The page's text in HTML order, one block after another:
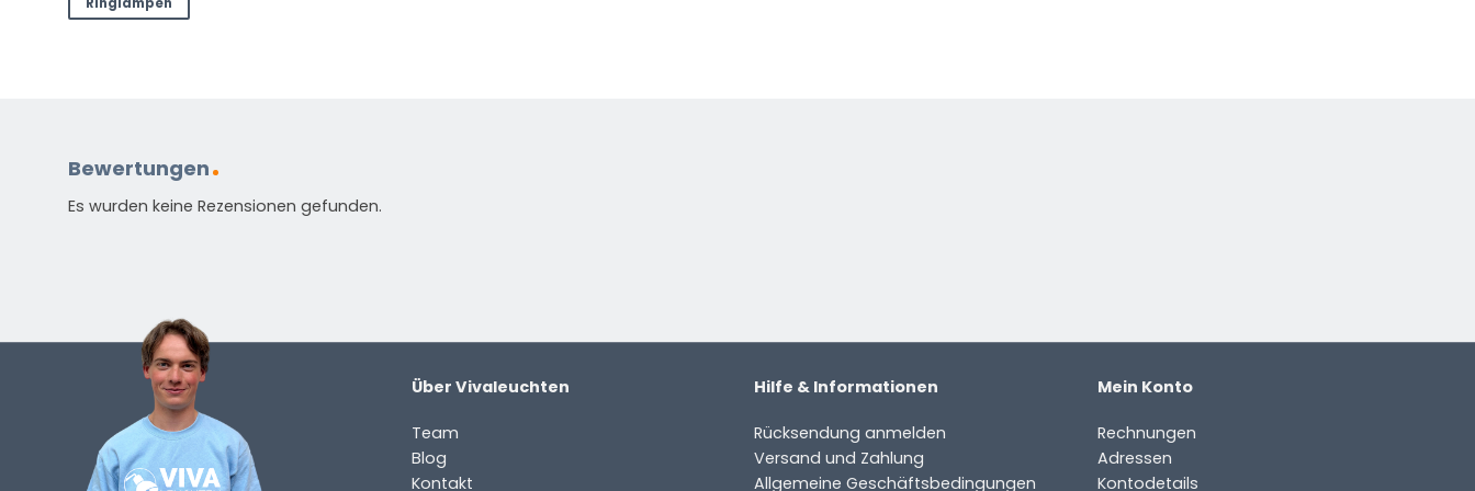
(erforderlich)
Welche
Produkt?
(erforderlich)
Ringlampen
Bewertungen
Es wurden keine Rezensionen gefunden.
Über Vivaleuchten
Team
Blog
Kontakt
Hilfe & Informationen
Rücksendung anmelden
Versand und Zahlung
Allgemeine Geschäftsbedingungen
Mein Konto
Rechnungen
Adressen
Kontodetails